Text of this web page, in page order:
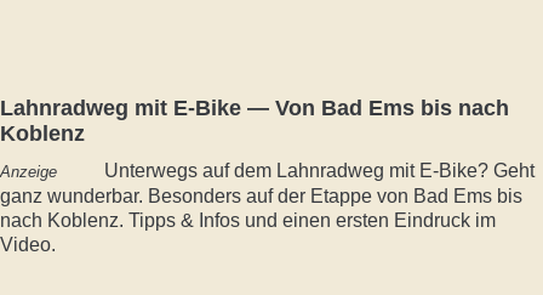
Lahnradweg mit E-Bike — Von Bad Ems bis nach
Koblenz
Anzeige
Unterwegs auf dem Lahnradweg mit E-Bike? Geht
ganz wunderbar. Besonders auf der Etappe von Bad Ems bis
nach Koblenz. Tipps & Infos und einen ersten Eindruck im
Video.